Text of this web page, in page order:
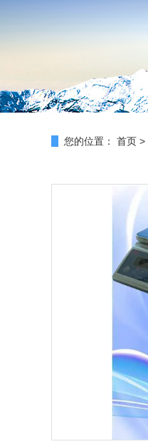
您的位置： 首页 >